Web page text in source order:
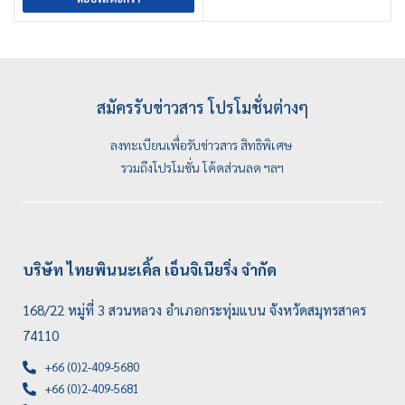
สมัครรับข่าวสาร โปรโมชั่นต่างๆ
ลงทะเบียนเพื่อรับข่าวสาร สิทธิพิเศษ
รวมถึงโปรโมชั่น โค้ดส่วนลด ฯลฯ
บริษัท ไทยพินนะเคิ้ล เอ็นจิเนียริ่ง จำกัด
168/22 หมู่ที่ 3 สวนหลวง อำเภอกระทุ่มแบน จังหวัดสมุทรสาคร
74110
+66 (0)2-409-5680
+66 (0)2-409-5681